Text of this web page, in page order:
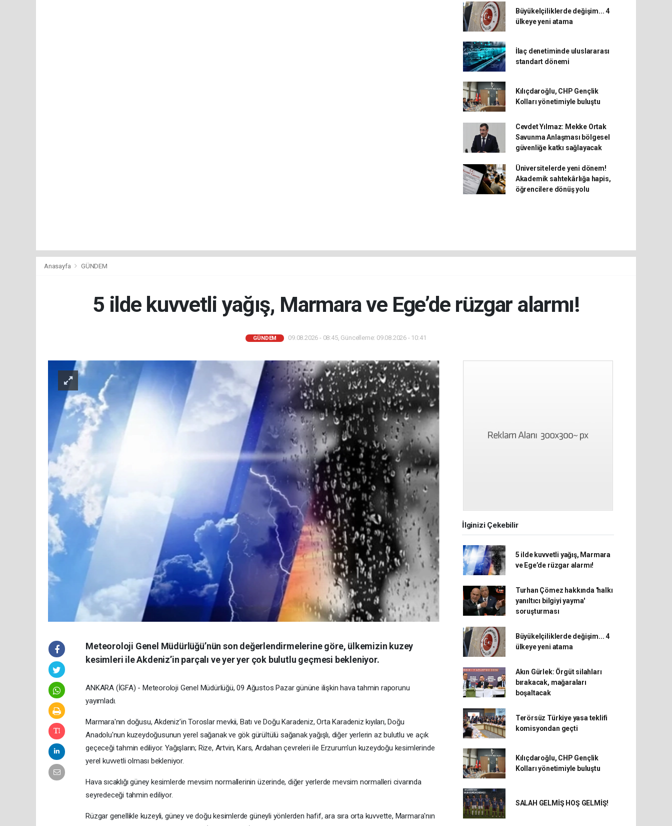
Büyükelçiliklerde değişim... 4
ülkeye yeni atama
İlaç denetiminde uluslararası
standart dönemi
Kılıçdaroğlu, CHP Gençlik
Kolları yönetimiyle buluştu
Cevdet Yılmaz: Mekke Ortak
Savunma Anlaşması bölgesel
güvenliğe katkı sağlayacak
Üniversitelerde yeni dönem!
Akademik sahtekârlığa hapis,
öğrencilere dönüş yolu
Anasayfa GÜNDEM
5 ilde kuvvetli yağış, Marmara ve Ege’de rüzgar alarmı!
GÜNDEM 09.08.2026 - 08:45, Güncelleme: 09.08.2026 - 10:41
Meteoroloji Genel Müdürlüğü’nün son değerlendirmelerine göre, ülkemizin kuzey
kesimleri ile Akdeniz’in parçalı ve yer yer çok bulutlu geçmesi bekleniyor.
ANKARA (İGFA) - Meteoroloji Genel Müdürlüğü, 09 Ağustos Pazar gününe ilişkin hava tahmin raporunu
yayımladı.
Marmara'nın doğusu, Akdeniz’in Toroslar mevkii, Batı ve Doğu Karadeniz, Orta Karadeniz kıyıları, Doğu
Anadolu'nun kuzeydoğusunun yerel sağanak ve gök gürültülü sağanak yağışlı, diğer yerlerin az bulutlu ve açık
geçeceği tahmin ediliyor. Yağışların; Rize, Artvin, Kars, Ardahan çevreleri ile Erzurum'un kuzeydoğu kesimlerinde
yerel kuvvetli olması bekleniyor.
Hava sıcaklığı güney kesimlerde mevsim normallerinin üzerinde, diğer yerlerde mevsim normalleri civarında
seyredeceği tahmin ediliyor.
Rüzgar genellikle kuzeyli, güney ve doğu kesimlerde güneyli yönlerden hafif, ara sıra orta kuvvette, Marmara'nın
İlginizi Çekebilir
5 ilde kuvvetli yağış, Marmara
ve Ege’de rüzgar alarmı!
Turhan Çömez hakkında 'halkı
yanıltıcı bilgiyi yayma'
soruşturması
Büyükelçiliklerde değişim... 4
ülkeye yeni atama
Akın Gürlek: Örgüt silahları
bırakacak, mağaraları
boşaltacak
Terörsüz Türkiye yasa teklifi
komisyondan geçti
Kılıçdaroğlu, CHP Gençlik
Kolları yönetimiyle buluştu
SALAH GELMİŞ HOŞ GELMİŞ!